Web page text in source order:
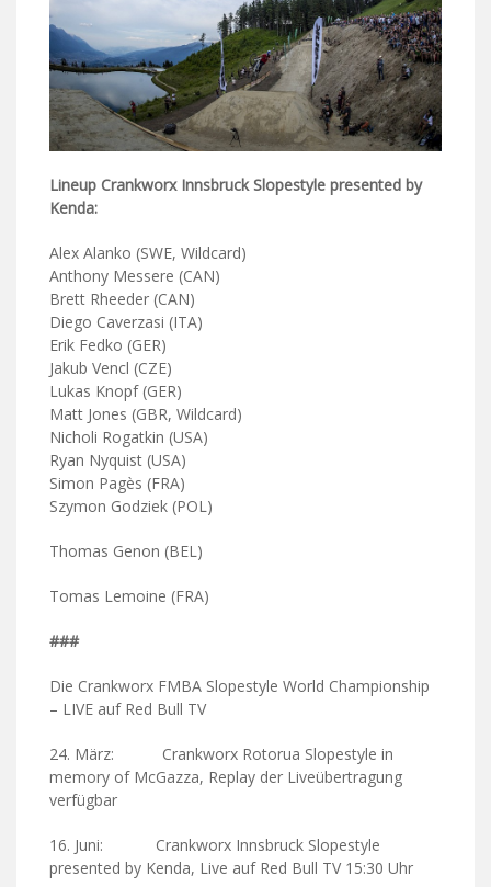
Lineup Crankworx Innsbruck Slopestyle presented by
Kenda:
Alex Alanko (SWE, Wildcard)
Anthony Messere (CAN)
Brett Rheeder (CAN)
Diego Caverzasi (ITA)
Erik Fedko (GER)
Jakub Vencl (CZE)
Lukas Knopf (GER)
Matt Jones (GBR, Wildcard)
Nicholi Rogatkin (USA)
Ryan Nyquist (USA)
Simon Pagès (FRA)
Szymon Godziek (POL)
Thomas Genon (BEL)
Tomas Lemoine (FRA)
###
Die Crankworx FMBA Slopestyle World Championship
– LIVE auf Red Bull TV
24. März: Crankworx Rotorua Slopestyle in
memory of McGazza, Replay der Liveübertragung
verfügbar
16. Juni: Crankworx Innsbruck Slopestyle
presented by Kenda, Live auf Red Bull TV 15:30 Uhr